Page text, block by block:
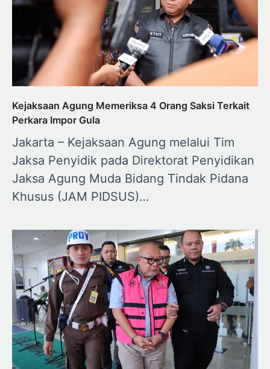
Kejaksaan Agung Memeriksa 4 Orang Saksi Terkait
Perkara Impor Gula
Jakarta – Kejaksaan Agung melalui Tim
Jaksa Penyidik pada Direktorat Penyidikan
Jaksa Agung Muda Bidang Tindak Pidana
Khusus (JAM PIDSUS)…